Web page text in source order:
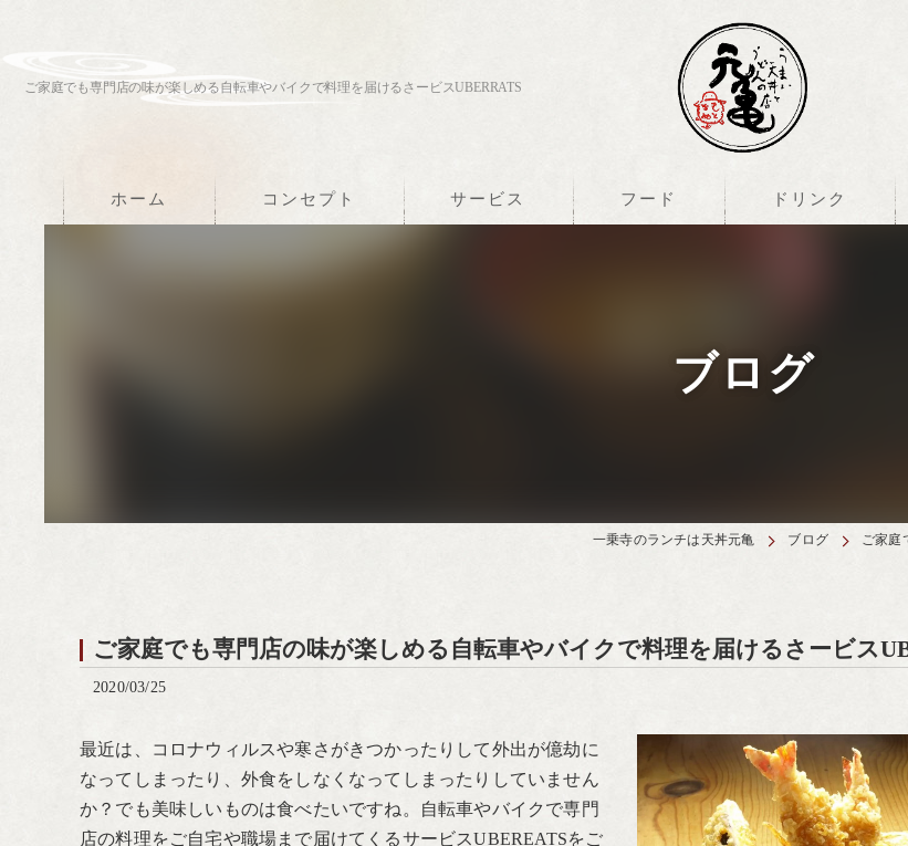
ご家庭でも専門店の味が楽しめる自転車やバイクで料理を届けるさービスUBERRATS
ホーム コンセプト サービス フード ドリンク
ブログ
一乗寺のランチは天丼元亀 ブログ ご家庭
ご家庭でも専門店の味が楽しめる自転車やバイクで料理を届けるさービス
2020/03/25
最近は、コロナウィルスや寒さがきつかったりして外出が億劫に
なってしまったり、外食をしなくなってしまったりしていません
か？でも美味しいものは食べたいですね。自転車やバイクで専門
店の料理をご自宅や職場まで届けてくるサービスUBEREATSをご